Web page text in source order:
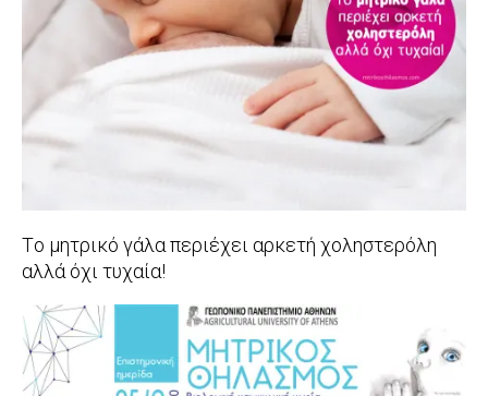
Tο μητρικό γάλα περιέχει αρκετή χοληστερόλη
αλλά όχι τυχαία!
2021-
02-
20